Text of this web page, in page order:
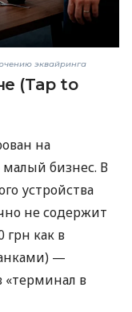
эквайринга
(Tap to
на
бизнес. В
устройства
не содержит
грн как в
—
«терминал в